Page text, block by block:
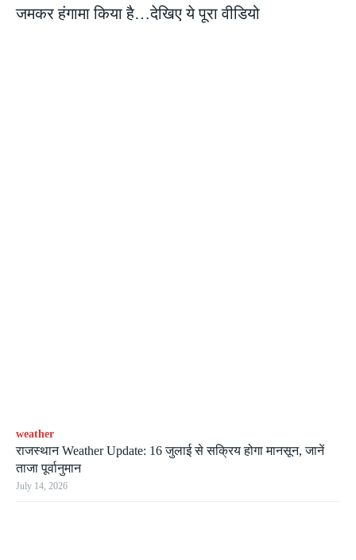
जमकर हंगामा किया है…देखिए ये पूरा वीडियो
weather
राजस्थान Weather Update: 16 जुलाई से सक्रिय होगा मानसून, जानें
ताजा पूर्वानुमान
July 14, 2026